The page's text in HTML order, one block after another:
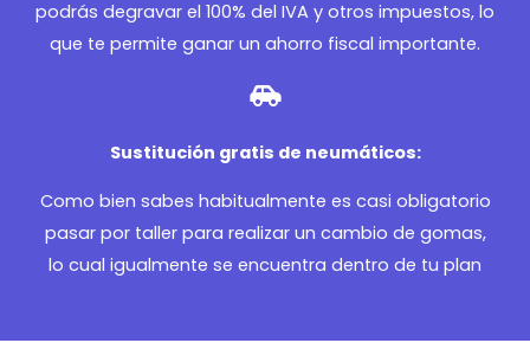
podrás degravar el 100% del IVA y otros impuestos, lo
que te permite ganar un ahorro fiscal importante.
Sustitución gratis de neumáticos:
Como bien sabes habitualmente es casi obligatorio
pasar por taller para realizar un cambio de gomas,
lo cual igualmente se encuentra dentro de tu plan